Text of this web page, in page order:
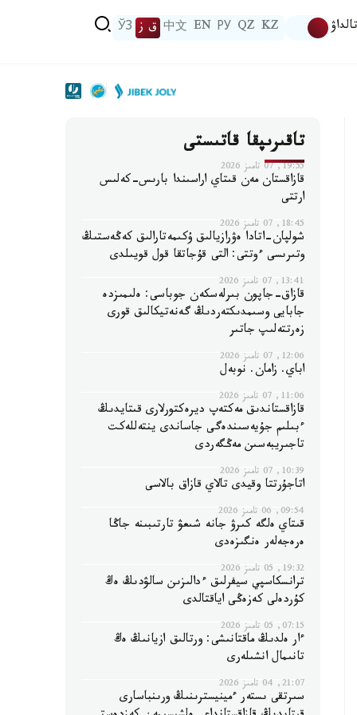
تالداۋ KZ
QZ
РУ
EN
中文 ق ز ЎЗ
تاقىرىپقا قاتىستى
19:55, 07 تامىز 2026
قازاقستان مەن قىتاي اراسىندا بارىس-كەلىس
ارتتى
18:45, 07 تامىز 2026
شولپان-اتادا ەۋرازيالىق ۇكىمەتارالىق كەڭەستىڭ
وتىرىسى ءوتتى: التى قۇجاتقا قول قويىلدى
13:41, 07 تامىز 2026
قازاق-جاپون بىرلەسكەن جوباسى: ەلىمىزدە
جابايى وسىمدىكتەردىڭ گەنەتيكالىق قورى
زەرتتەلىپ جاتىر
12:06, 07 تامىز 2026
اباي. زامان. نوبەل
11:06, 07 تامىز 2026
قازاقستاندىق مەكتەپ ديرەكتورلارى قىتايدىڭ
ءبىلىم جۇيەسىندەگى جاساندى ينتەللەكت
تاجىريبەسىن مەڭگەردى
10:39, 07 تامىز 2026
اتاجۇرتتا وقيدى تالاي قازاق بالاسى
09:54, 06 تامىز 2026
قىتاي ەلگە كىرۋ جانە شىعۋ تارتىبىنە جاڭا
ەرەجەلەر ەنگىزەدى
19:32, 05 تامىز 2026
ترانسكاسپي سيفرلىق ءدالىزىن سالۋدىڭ ەڭ
كۇردەلى كەزەڭى اياقتالدى
07:15, 05 تامىز 2026
ءار ەلدىڭ ماقتانىشى: ورتالىق ازيانىڭ ەڭ
تانىمال انشىلەرى
21:07, 04 تامىز 2026
سىرتقى ىستەر ءمينيسترىنىڭ ورىنباسارى